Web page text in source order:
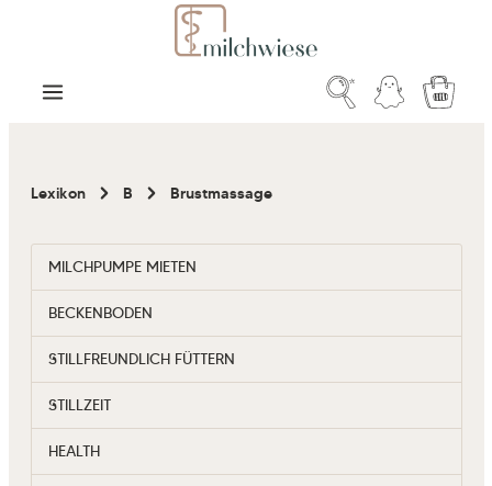
Zum Hauptinhalt springen
Lexikon B Brustmassage
MILCHPUMPE MIETEN
BECKENBODEN
STILLFREUNDLICH FÜTTERN
STILLZEIT
HEALTH